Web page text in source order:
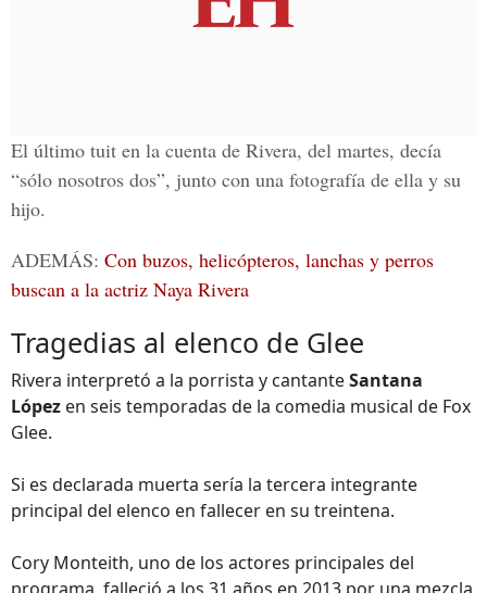
El último tuit en la cuenta de Rivera, del martes, decía
“sólo nosotros dos”, junto con una fotografía de ella y su
hijo.
ADEMÁS: Con buzos, helicópteros, lanchas y perros
buscan a la actriz Naya Rivera
Tragedias al elenco de Glee
Rivera interpretó a la porrista y cantanteSantana
López en seis temporadas de la comedia musical de Fox
Glee.
Si es declarada muerta sería la tercera integrante
principal del elenco en fallecer en su treintena.
Cory Monteith, uno de los actores principales del